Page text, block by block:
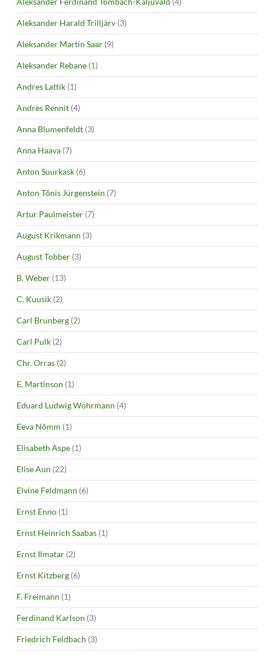
Aleksander Harald Trilljärv (3)
Aleksander Martin Saar (9)
Aleksander Rebane (1)
Andres Lattik (1)
Andres Rennit (4)
Anna Blumenfeldt (3)
Anna Haava (7)
Anton Suurkask (6)
Anton Tõnis Jürgenstein (7)
Artur Paulmeister (7)
August Krikmann (3)
August Tobber (3)
B. Weber (13)
C. Kuusik (2)
Carl Brunberg (2)
Carl Pulk (2)
Chr. Orras (2)
E. Martinson (1)
Eduard Ludwig Wöhrmann (4)
Eeva Nõmm (1)
Elisabeth Aspe (1)
Elise Aun (22)
Elvine Feldmann (6)
Ernst Enno (1)
Ernst Heinrich Saabas (1)
Ernst Ilmatar (2)
Ernst Kitzberg (6)
F. Freimann (1)
Ferdinand Karlson (3)
Friedrich Feldbach (3)